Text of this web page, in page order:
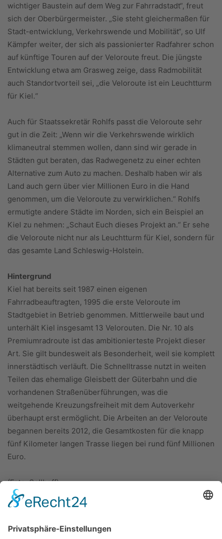
wichtiger Baustein auf dem Weg zur Fahrradstadt“, freut
sich der Oberbürgermeister. „Sie steht gleichermaßen für
Stadt-entwicklung, Verkehrswende und Mobilität“, so Ulf
Kämpfer weiter, der sich als passionierter Radfahrer schon
auf künftige Touren auf der Veloroute freut. Die jüngste
Entwicklung etwa am Grasweg zeige, dass Radmobilität
auch Standortvorteil sei, „die Veloroute ist ein Leuchtturm
für Kiel.“
Auch für Staatssekretär Rohlfs passt die Veloroute sehr
gut in die Zeit: „Wenn wir die Verkehrswende wirklich
klimaneutral stemmen wollen, dann sind wir gerade in
Städten gut beraten, das Radwegenetz zu einer echten
Alternative zum Auto zu machen. Deshalb haben wir als
Land auch gern über vier Millionen Euro in die Hand
genommen, um die Veloroute zu verwirklichen.“ Rohlfs
ermutigte andere Städte im Norden, sich ein Beispiel an
Kiel zu nehmen: „Schaut Euch dieses Projekt an.“ Er sehe
die Veloroute nicht nur als Leuchtturm für Kiel, sondern für
das gesamte Land Schleswig-Holstein.
Hintergrund
Kiel hat bereits seit 1987 einen eigenen
Fahrradbeauftragten, 1995 die erste Veloroute im
Stadtgebiet in Betrieb genommen. Mittlerweile baut und
unterhält Kiel insgesamt 13 Velorouten. Die Nr. 10 als
Premiumradroute ist das ambitionierteste Projekt dieser
Art. Sie gilt bundesweit als Besonderheit, weil sie komplett
innerstädtisch verläuft. Die Schnelltrasse nutzt in weiten
Teilen das ehemalige Gleisbett der Güterbahn und die
vorhandenen Straßenüberführungen, was die
weitgehende Kreuzungsfreiheit mit dem Autoverkehr
überhaupt erst ermöglicht. Die Arbeiten an der Veloroute
begannen bereits 2012, die Gesamtkosten für die knapp
fünf Kilometer langen Trasse liegen bei rund fünf Millionen
Euro.
(Foto: Sellhoff)